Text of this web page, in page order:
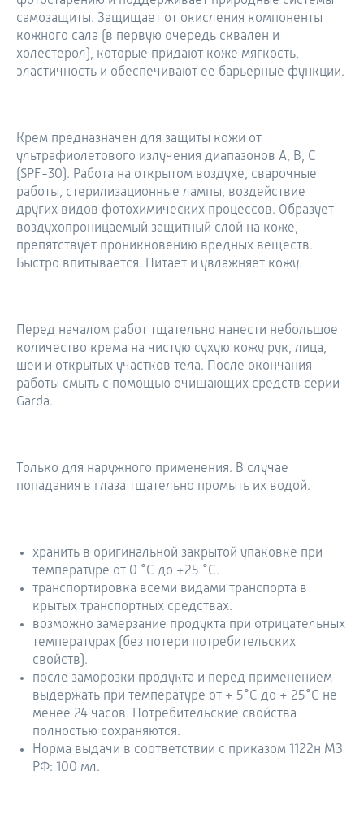
самозащиты. Защищает от окисления компоненты
кожного сала (в первую очередь сквален и
холестерол), которые придают коже мягкость,
эластичность и обеспечивают ее барьерные функции.
Крем предназначен для защиты кожи от
ультрафиолетового излучения диапазонов А, В, С
(SPF-30). Работа на открытом воздухе, сварочные
работы, стерилизационные лампы, воздействие
других видов фотохимических процессов. Образует
воздухопроницаемый защитный слой на коже,
препятствует проникновению вредных веществ.
Быстро впитывается. Питает и увлажняет кожу.
Перед началом работ тщательно нанести небольшое
количество крема на чистую сухую кожу рук, лица,
шеи и открытых участков тела. После окончания
работы смыть с помощью очищающих средств серии
Garda.
Только для наружного применения. В случае
попадания в глаза тщательно промыть их водой.
хранить в оригинальной закрытой упаковке при
температуре от 0 °С до +25 °С.
транспортировка всеми видами транспорта в
крытых транспортных средствах.
возможно замерзание продукта при отрицательных
температурах (без потери потребительских
свойств).
после заморозки продукта и перед применением
выдержать при температуре от + 5°С до + 25°С не
менее 24 часов. Потребительские свойства
полностью сохраняются.
Норма выдачи в соответствии с приказом 1122н МЗ
РФ: 100 мл.